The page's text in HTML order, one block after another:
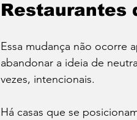
Restaurantes
Essa mudança não ocorre
abandonar a ideia de
vezes, intencionais.
Há casas que se